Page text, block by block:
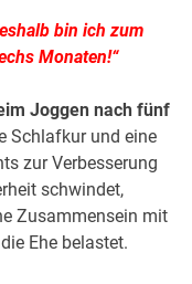
bin ich zum
Monaten!“
Joggen nach fünf
Schlafkur und eine
zur Verbesserung
schwindet,
Zusammensein mit
Ehe belastet.